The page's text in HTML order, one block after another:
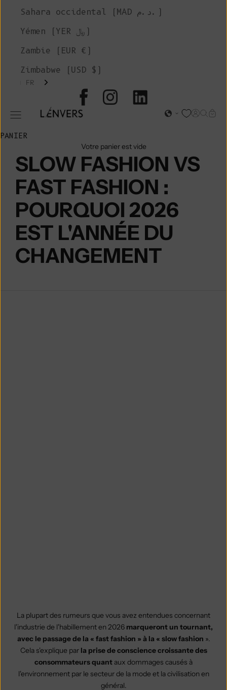
L'ENVERS
Ouvrir le menu de navigation Page
Sahara occidental (MAD د.م.)
Yémen (YER ﷼)
Zambie (EUR €)
Zimbabwe (USD $)
FR
PANIER
Votre panier est vide
SLOW FASHION VS
FAST FASHION :
POURQUOI 2026
EST L'ANNÉE DU
CHANGEMENT
La plupart des rumeurs que vous avez entendues concernant
l'industrie de l'habillement en 2026 marqueront un tournant,
avec le passage de la « fast fashion » à la « slow fashion ».
Cela s'explique par la prise de conscience croissante des
consommateurs quant aux dommages causés à
l'environnement par le secteur de la mode et la civilisation en
général.